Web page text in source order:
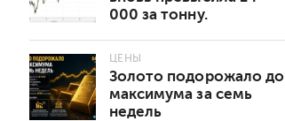
000 за тонну.
роста
ЦЕНЫ
Золото подорожало до
максимума за семь
недель